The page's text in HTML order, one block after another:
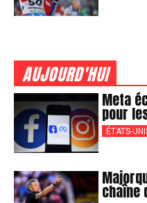
AUJOURD'HUI
Meta
pour
ÉTATS-
chaîne